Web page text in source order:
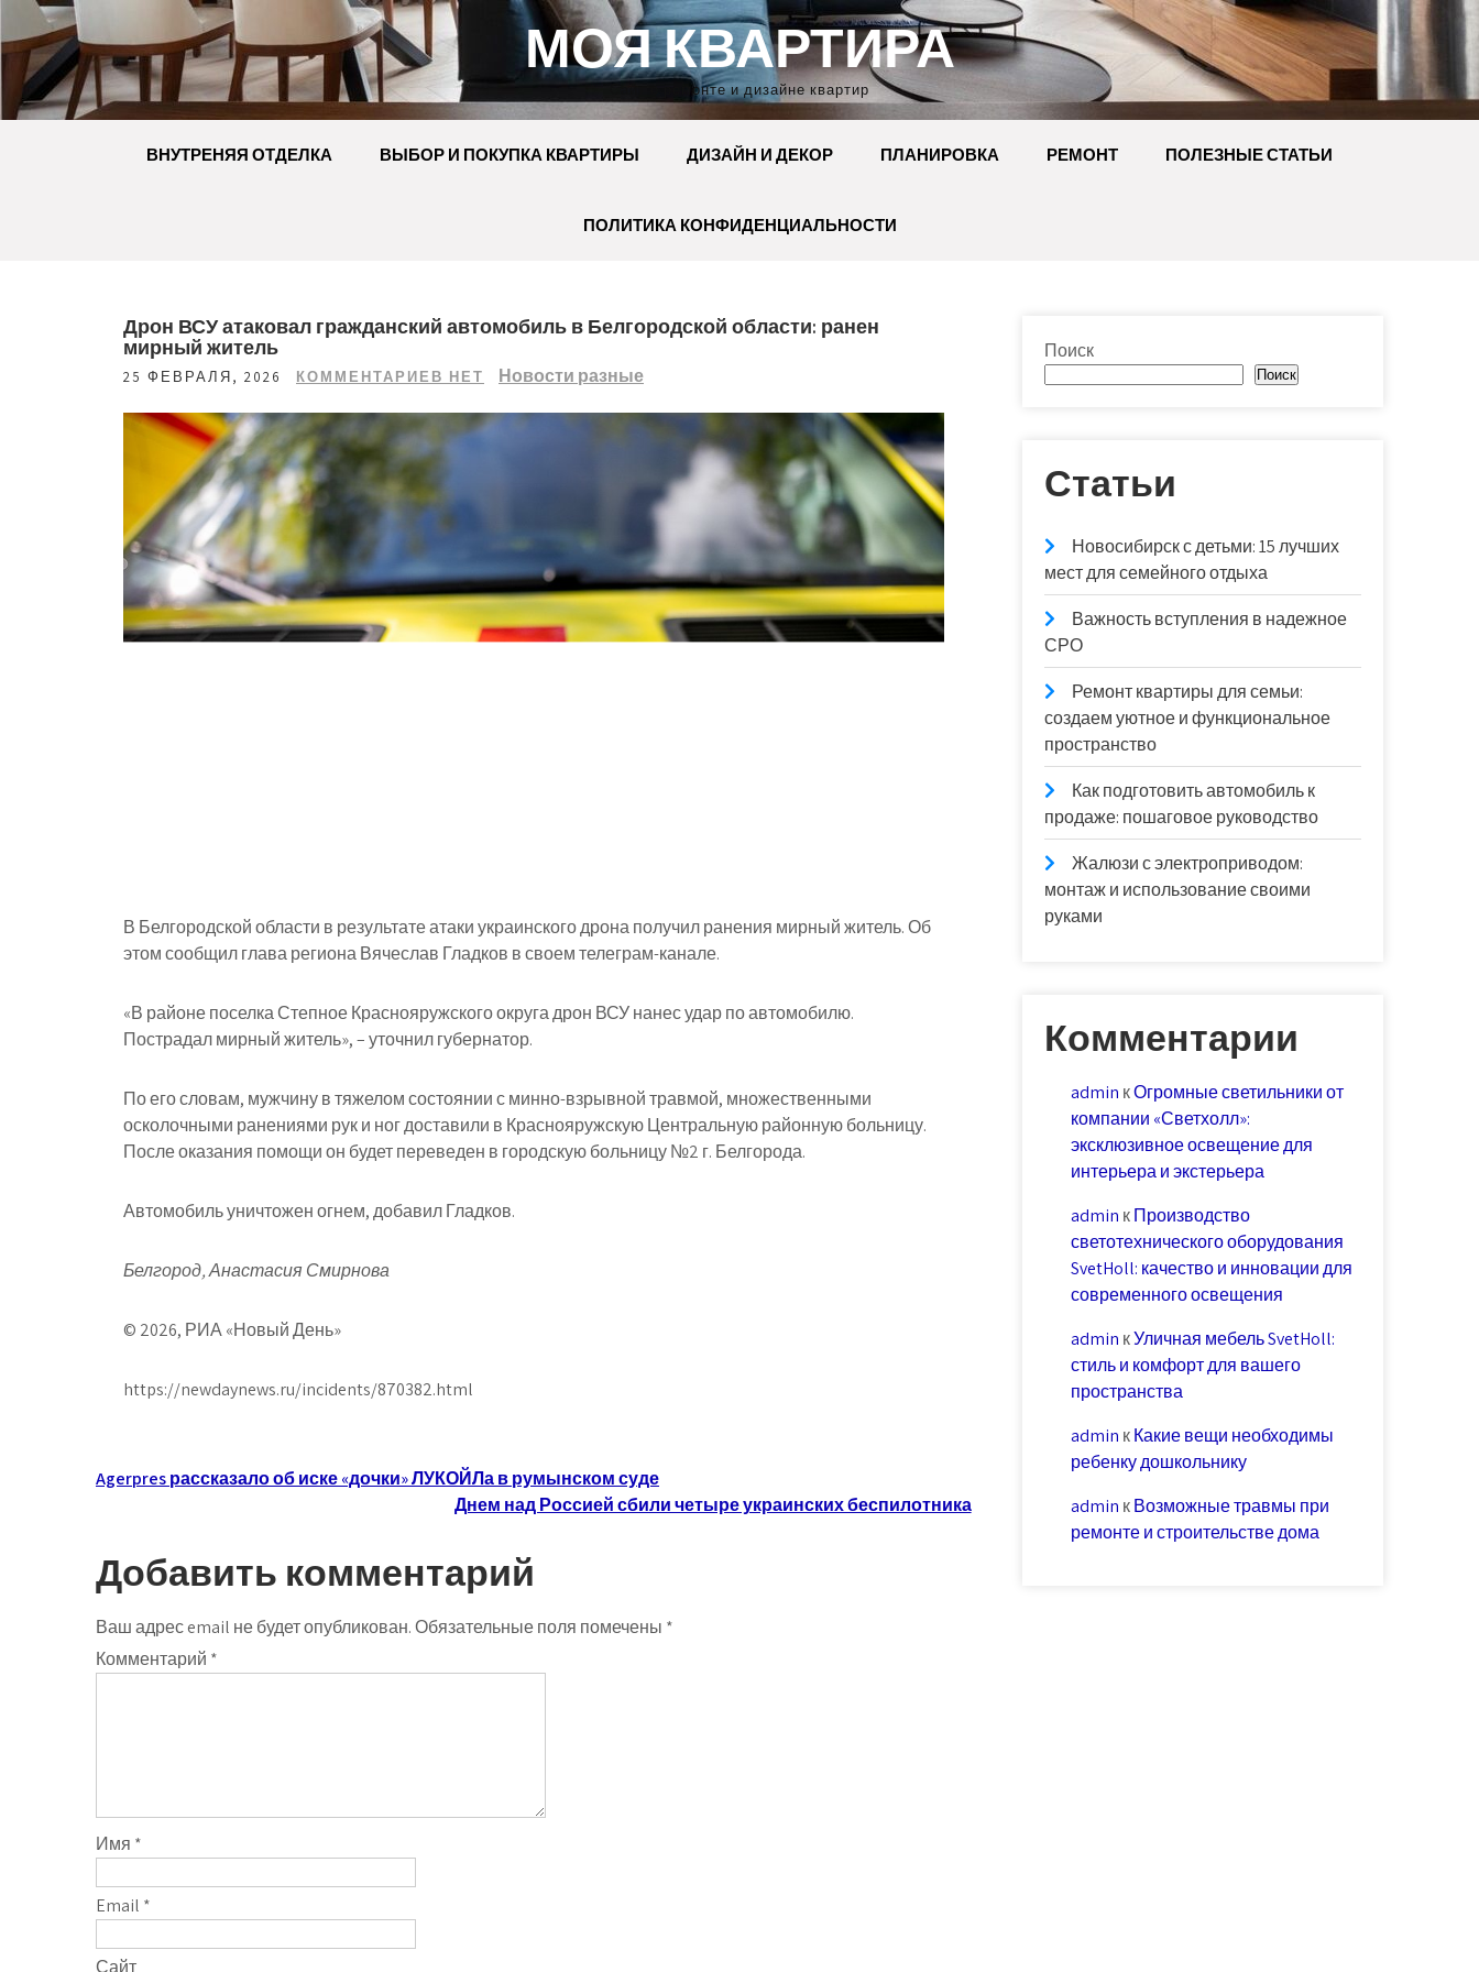
Перейти
к
содержимому
МОЯ КВАРТИРА
Сайт о ремонте и дизайне квартир
ВНУТРЕНЯЯ ОТДЕЛКА ВЫБОР И ПОКУПКА КВАРТИРЫ ДИЗАЙН И ДЕКОР ПЛАНИРОВКА РЕМОНТ ПОЛЕЗНЫЕ СТАТЬИ
ПОЛИТИКА КОНФИДЕНЦИАЛЬНОСТИ
Дрон ВСУ атаковал гражданский автомобиль в Белгородской области: ранен
мирный житель
25 ФЕВРАЛЯ, 2026 КОММЕНТАРИЕВ НЕТ Новости разные
В Белгородской области в результате атаки украинского дрона получил ранения мирный житель. Об
этом сообщил глава региона Вячеслав Гладков в своем телеграм-канале.
«В районе поселка Степное Краснояружского округа дрон ВСУ нанес удар по автомобилю.
Пострадал мирный житель», – уточнил губернатор.
По его словам, мужчину в тяжелом состоянии с минно-взрывной травмой, множественными
осколочными ранениями рук и ног доставили в Краснояружскую Центральную районную больницу.
После оказания помощи он будет переведен в городскую больницу №2 г. Белгорода.
Автомобиль уничтожен огнем, добавил Гладков.
Белгород, Анастасия Смирнова
© 2026, РИА «Новый День»
https://newdaynews.ru/incidents/870382.html
Навигация
записям
Agerpres рассказало об иске «дочки» ЛУКОЙЛа в румынском суде
Днем над Россией сбили четыре украинских беспилотника
Добавить комментарий
Ваш адрес email не будет опубликован.Обязательные поля помечены *
Комментарий *
Имя *
Email *
Поиск
Поиск
Статьи
Новосибирск с детьми: 15 лучших
мест для семейного отдыха
Важность вступления в надежное
СРО
Ремонт квартиры для семьи:
создаем уютное и функциональное
пространство
Как подготовить автомобиль к
продаже: пошаговое руководство
Жалюзи с электроприводом:
монтаж и использование своими
руками
Комментарии
admin кОгромные светильники от
компании «Светхолл»:
эксклюзивное освещение для
интерьера и экстерьера
admin кПроизводство
светотехнического оборудования
SvetHoll: качество и инновации для
современного освещения
admin кУличная мебель SvetHoll:
стиль и комфорт для вашего
пространства
admin кКакие вещи необходимы
ребенку дошкольнику
admin кВозможные травмы при
ремонте и строительстве дома